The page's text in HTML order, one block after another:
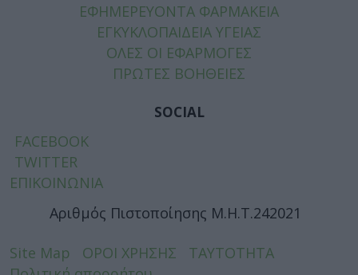
ΕΦΗΜΕΡΕΥΟΝΤΑ ΦΑΡΜΑΚΕΙΑ
ΕΓΚΥΚΛΟΠΑΙΔΕΙΑ ΥΓΕΙΑΣ
ΟΛΕΣ ΟΙ ΕΦΑΡΜΟΓΕΣ
ΠΡΩΤΕΣ ΒΟΗΘΕΙΕΣ
SOCIAL
FACEBOOK
TWITTER
ΕΠΙΚΟΙΝΩΝΙΑ
Αριθμός Πιστοποίησης Μ.Η.Τ.242021
Site Map ΟΡΟΙ ΧΡΗΣΗΣ
ΤΑΥΤΟΤΗΤΑ